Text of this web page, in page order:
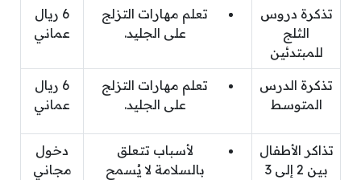
تذكرة دروس
الثلج
للمبتدئين
تعلم مهارات التزلج
على الجليد.
6 ريال
عماني
تذكرة الدرس
المتوسط
تعلم مهارات التزلج
على الجليد.
6 ريال
عماني
تذاكر الأطفال
بين 2 إلى 3
لأسباب تتعلق
بالسلامة لا يُسمح
دخول
مجاني